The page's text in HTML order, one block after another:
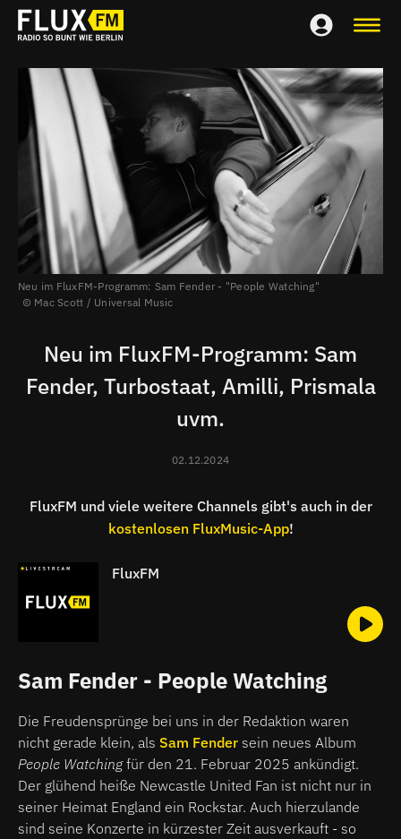
Neu im FluxFM-Programm: Sam Fender - "People Watching"
Mac Scott / Universal Music
Neu im FluxFM-Programm: Sam
Fender, Turbostaat, Amilli, Prismala
uvm.
02.12.2024
FluxFM und viele weitere Channels gibt's auch in der
kostenlosen FluxMusic-App!
FluxFM
Sam Fender - People Watching
Die Freudensprünge bei uns in der Redaktion waren
nicht gerade klein, als Sam Fender sein neues Album
People Watchingfür den 21. Februar 2025 ankündigt.
Der glühend heiße Newcastle United Fan ist nicht nur in
seiner Heimat England ein Rockstar. Auch hierzulande
sind seine Konzerte in kürzester Zeit ausverkauft - so